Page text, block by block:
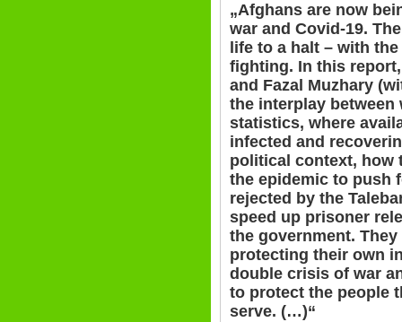
„Afghans are now
war and Covid-19.
life to a halt – with
fighting. In this
and Fazal Muzhary
the interplay between
statistics, where
infected and
political context, how
the epidemic to push
rejected by the
speed up prisoner
the government.
protecting their own
double crisis of war
to protect the people
serve. (…)“